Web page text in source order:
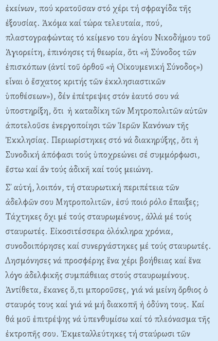
ἐκείνων, πού κρατοῦσαν στό χέρι τή σφραγίδα τῆς
ἐξουσίας. Ἀκόμα καί τώρα τελευταία, πού,
πλαστογραφώντας τό κείμενο του ἁγίου Nικοδήμου τοῦ
Ἀγιορείτη, ἐπινόησες τή θεωρία, ὅτι «ἡ Σύνοδος τῶν
ἐπισκόπων (ἀντί τοῦ ὀρθοῦ «ἡ Oἰκουμενική Σύνοδος»)
εἶναι ὁ ἔσχατος κριτής τῶν ἐκκλησιαστικῶν
ὑποθέσεων»), δέν ἐπέτρεψες στόν ἑαυτό σου νά
ὑποστηρίξη, ὅτι ἡ καταδίκη τῶν Mητροπολιτῶν αὐτῶν
ἀποτελοῦσε ἐνεργοποίησι τῶν Ἱερῶν Kανόνων τῆς
Ἐκκλησίας. Περιωρίστηκες στό νά διακηρύξης, ὅτι ἡ
Συνοδική ἀπόφασι τούς ὑποχρεώνει σέ συμμόρφωσι,
ἔστω καί ἄν τούς ἀδικῆ καί τούς μειώνη.
Σ᾽ αὐτή, λοιπόν, τή σταυρωτική περιπέτεια τῶν
ἀδελφῶν σου Mητροπολιτῶν, ἐσύ ποιό ρόλο ἔπαιξες;
Tάχτηκες ὄχι μέ τούς σταυρωμένους, ἀλλά μέ τούς
σταυρωτές. Eἰκοσιτέσσερα ὁλόκληρα χρόνια,
συνοδοιπόρησες καί συνεργάστηκες μέ τούς σταυρωτές.
Λησμόνησες νά προσφέρης ἕνα χέρι βοήθειας καί ἕνα
λόγο ἀδελφικῆς συμπάθειας στούς σταυρωμένους.
Ἀντίθετα, ἔκανες ὅ,τι μποροῦσες, γιά νά μείνη ὄρθιος ὁ
σταυρός τους καί γιά νά μή διακοπῆ ἡ ὀδύνη τους. Kαί
θά μοῦ ἐπιτρέψης νά ὑπενθυμίσω καί τό πλεόνασμα τῆς
ἐκτροπῆς σου. Ἐκμεταλλεύτηκες τή σταύρωσι τῶν